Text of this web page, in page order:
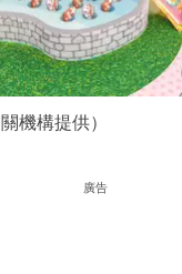
機構提供）
廣告